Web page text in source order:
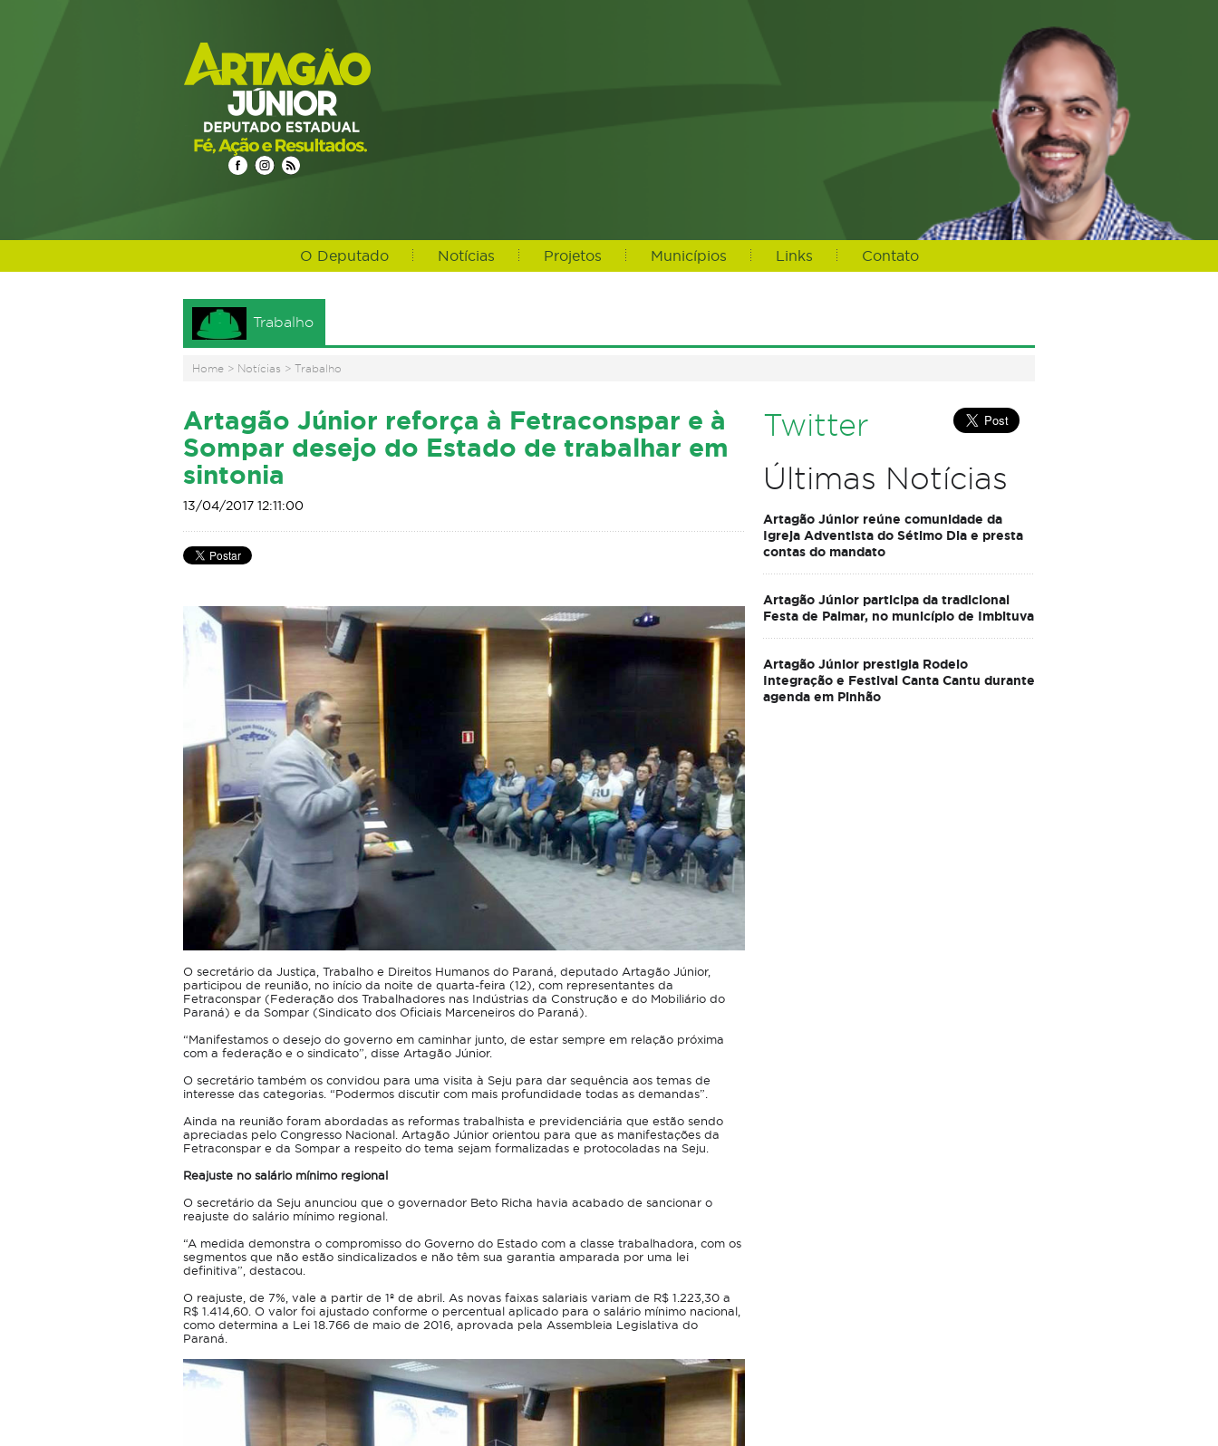
O Deputado Notícias Projetos Municípios Links Contato
Trabalho
Home > Notícias > Trabalho
Artagão Júnior reforça à Fetraconspar e à
Sompar desejo do Estado de trabalhar em
sintonia
13/04/2017 12:11:00
O secretário da Justiça, Trabalho e Direitos Humanos do Paraná, deputado Artagão Júnior,
participou de reunião, no início da noite de quarta-feira (12), com representantes da
Fetraconspar (Federação dos Trabalhadores nas Indústrias da Construção e do Mobiliário do
Paraná) e da Sompar (Sindicato dos Oficiais Marceneiros do Paraná).
“Manifestamos o desejo do governo em caminhar junto, de estar sempre em relação próxima
com a federação e o sindicato”, disse Artagão Júnior.
O secretário também os convidou para uma visita à Seju para dar sequência aos temas de
interesse das categorias. “Podermos discutir com mais profundidade todas as demandas”.
Ainda na reunião foram abordadas as reformas trabalhista e previdenciária que estão sendo
apreciadas pelo Congresso Nacional. Artagão Júnior orientou para que as manifestações da
Fetraconspar e da Sompar a respeito do tema sejam formalizadas e protocoladas na Seju.
Reajuste no salário mínimo regional
O secretário da Seju anunciou que o governador Beto Richa havia acabado de sancionar o
reajuste do salário mínimo regional.
“A medida demonstra o compromisso do Governo do Estado com a classe trabalhadora, com os
segmentos que não estão sindicalizados e não têm sua garantia amparada por uma lei
definitiva”, destacou.
O reajuste, de 7%, vale a partir de 1º de abril. As novas faixas salariais variam de R$ 1.223,30 a
R$ 1.414,60. O valor foi ajustado conforme o percentual aplicado para o salário mínimo nacional,
como determina a Lei 18.766 de maio de 2016, aprovada pela Assembleia Legislativa do
Paraná.
Twitter
Últimas Notícias
Artagão Júnior reúne comunidade da
Igreja Adventista do Sétimo Dia e presta
contas do mandato
Artagão Júnior participa da tradicional
Festa de Palmar, no município de Imbituva
Artagão Júnior prestigia Rodeio
Integração e Festival Canta Cantu durante
agenda em Pinhão